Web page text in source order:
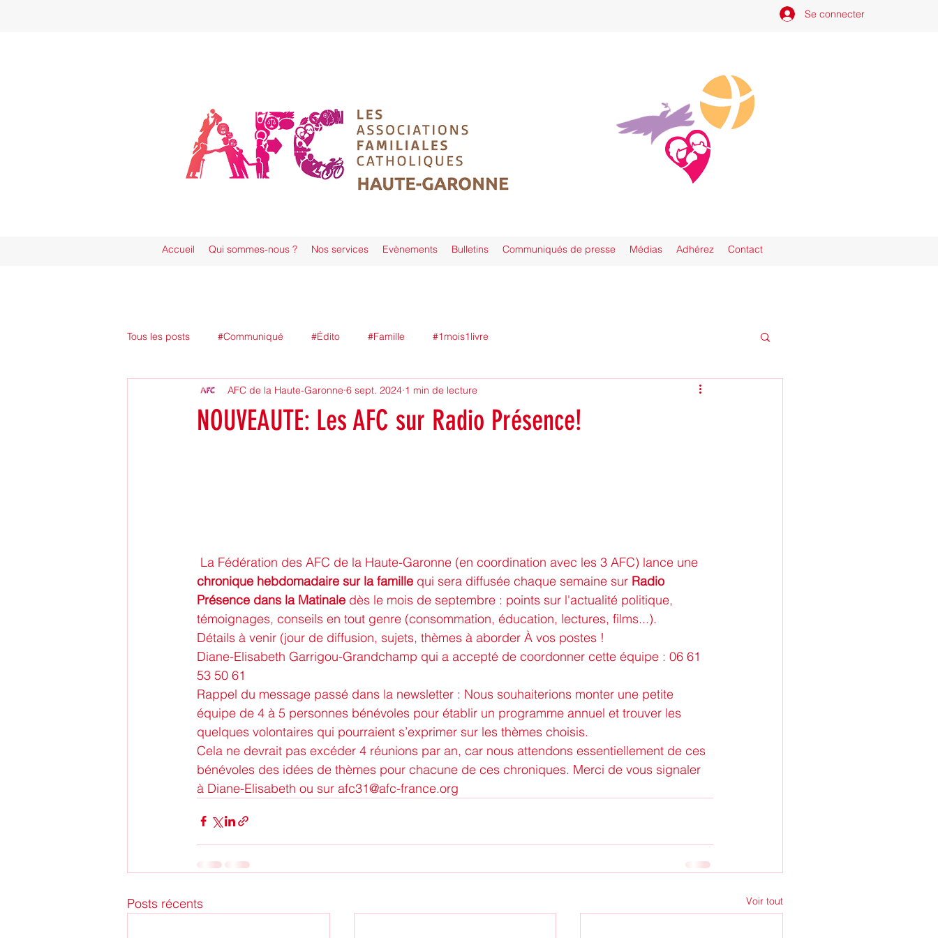
Se connecter
Accueil Qui sommes-nous ? Nos services Evènements Bulletins Communiqués de presse Médias Adhérez Contact
Tous les posts #Communiqué #Édito #Famille #1mois1livre
NOUVEAUTE: Les AFC sur Radio Présence!
AFC de la Haute-Garonne 6 sept. 2024 1 min de lecture
La Fédération des AFC de la Haute-Garonne (en coordination avec les 3 AFC) lance une
chronique hebdomadaire sur la famille qui sera diffusée chaque semaine sur Radio
Présence dans la Matinale dès le mois de septembre : points sur l'actualité politique,
témoignages, conseils en tout genre (consommation, éducation, lectures, films...).
Détails à venir (jour de diffusion, sujets, thèmes à aborder À vos postes !
Diane-Elisabeth Garrigou-Grandchamp qui a accepté de coordonner cette équipe : 06 61
53 50 61
Rappel du message passé dans la newsletter : Nous souhaiterions monter une petite
équipe de 4 à 5 personnes bénévoles pour établir un programme annuel et trouver les
quelques volontaires qui pourraient s’exprimer sur les thèmes choisis.
Cela ne devrait pas excéder 4 réunions par an, car nous attendons essentiellement de ces
bénévoles des idées de thèmes pour chacune de ces chroniques. Merci de vous signaler
à Diane-Elisabeth ou sur afc31@afc-france.org
Posts récents Voir tout